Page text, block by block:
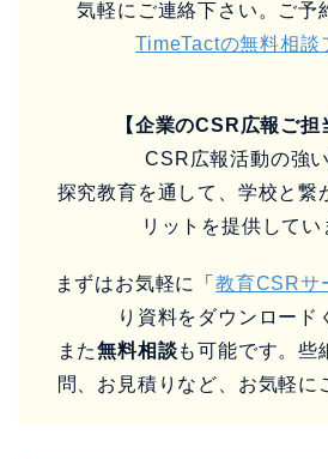
気軽にご連絡下さい。ご予
TimeTactの無料相談
【企業のCSR広報ご担
CSR広報活動の強い
探究教育を通して、学校と繋
リットを提供して
まずはお気軽に「教育CSRサ
り資料をダウンロード
また無料相談も可能です。些
問、お見積りなど、お気軽に